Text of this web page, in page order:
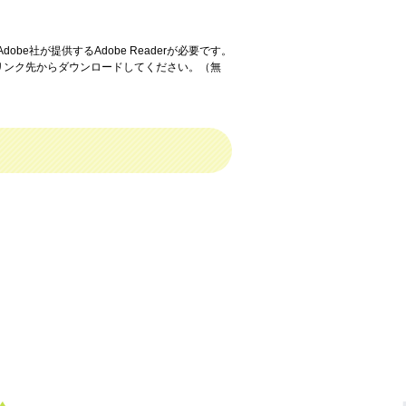
社が提供するAdobe Readerが必要です。
ク先からダウンロードしてください。（無